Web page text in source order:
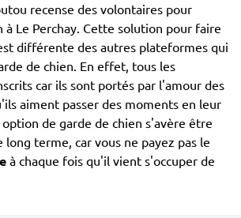
recense des volontaires pour
Le Perchay. Cette solution pour faire
différente des autres plateformes qui
de chien. En effet, tous les
car ils sont portés par l'amour des
aiment passer des moments en leur
de garde de chien s'avère être
long terme, car vous ne payez pas le
à chaque fois qu'il vient s'occuper de